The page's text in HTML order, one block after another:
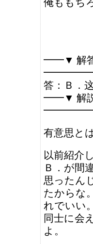
俺ももち
━━▼ 解
答：Ｂ．
━━▼ 解
有意思と
以前紹介
Ｂ．が間
思ったん
たからな
れでいい
同士に会
よ。